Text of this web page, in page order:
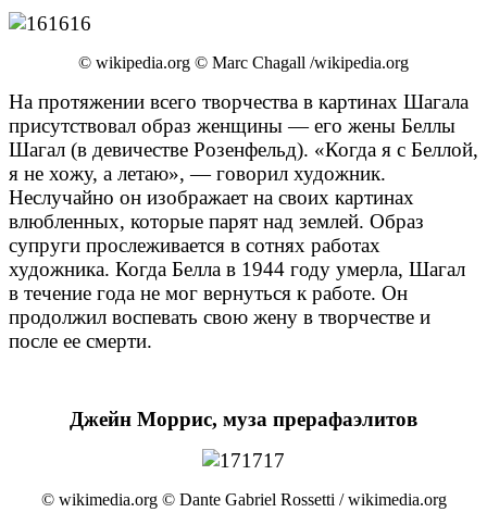
© wikipedia.org © Marc Chagall /wikipedia.org
На протяжении всего творчества в картинах Шагала
присутствовал образ женщины — его жены Беллы
Шагал (в девичестве Розенфельд). «Когда я с Беллой,
я не хожу, а летаю», — говорил художник.
Неслучайно он изображает на своих картинах
влюбленных, которые парят над землей. Образ
супруги прослеживается в сотнях работах
художника. Когда Белла в 1944 году умерла, Шагал
в течение года не мог вернуться к работе. Он
продолжил воспевать свою жену в творчестве и
после ее смерти.
Джейн Моррис, муза прерафаэлитов
© wikimedia.org © Dante Gabriel Rossetti / wikimedia.org